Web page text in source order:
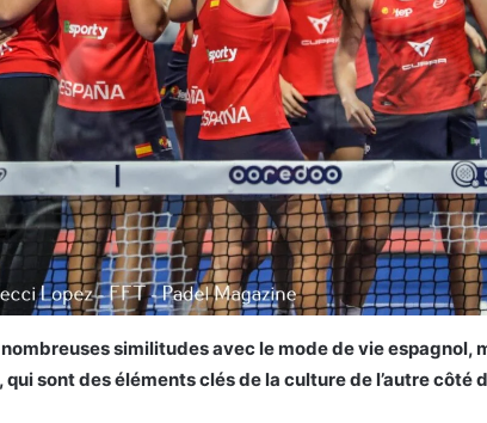
similitudes avec le mode de vie espagnol,
sont des éléments clés de la culture de l’autre côté